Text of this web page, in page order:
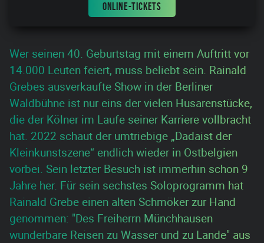
ONLINE-TICKETS
Wer seinen 40. Geburtstag mit einem Auftritt vor
14.000 Leuten feiert, muss beliebt sein. Rainald
Grebes ausverkaufte Show in der Berliner
Waldbühne ist nur eins der vielen Husarenstücke,
die der Kölner im Laufe seiner Karriere vollbracht
hat. 2022 schaut der umtriebige „Dadaist der
Kleinkunstszene“ endlich wieder in Ostbelgien
vorbei. Sein letzter Besuch ist immerhin schon 9
Jahre her. Für sein sechstes Soloprogramm hat
Rainald Grebe einen alten Schmöker zur Hand
genommen: "Des Freiherrn Münchhausen
wunderbare Reisen zu Wasser und zu Lande" aus